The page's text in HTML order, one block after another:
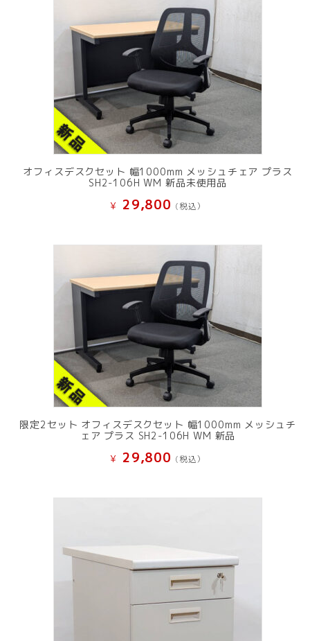
オフィスデスクセット 幅1000mm メッシュチェア プラス
SH2-106H WM 新品未使用品
¥ 29,800 (税込）
限定2セット オフィスデスクセット 幅1000mm メッシュチ
ェア プラス SH2-106H WM 新品
¥ 29,800 (税込）